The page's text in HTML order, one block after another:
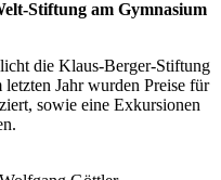
Stiftung am Gymnasium
die Klaus-Berger-Stiftung
Jahr wurden Preise für
sowie eine Exkursionen